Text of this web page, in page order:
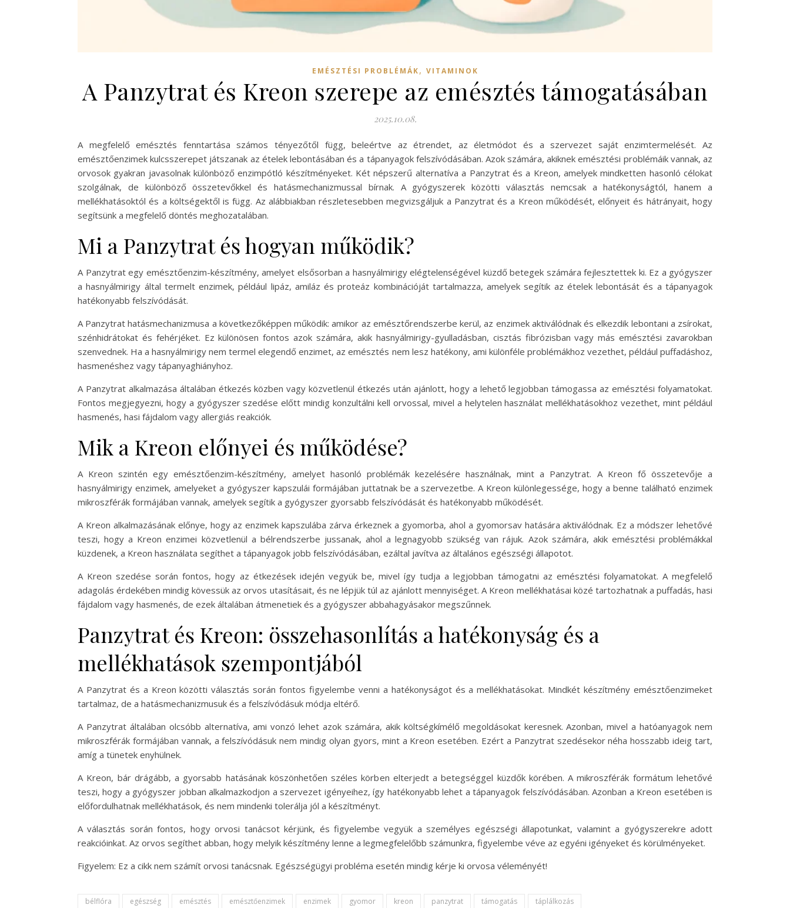
EMÉSZTÉSI PROBLÉMÁK, VITAMINOK
A Panzytrat és Kreon szerepe az emésztés támogatásában
2025.10.08.
A megfelelő emésztés fenntartása számos tényezőtől függ, beleértve az étrendet, az életmódot és a szervezet saját enzimtermelését. Az
emésztőenzimek kulcsszerepet játszanak az ételek lebontásában és a tápanyagok felszívódásában. Azok számára, akiknek emésztési problémáik vannak, az
orvosok gyakran javasolnak különböző enzimpótló készítményeket. Két népszerű alternatíva a Panzytrat és a Kreon, amelyek mindketten hasonló célokat
szolgálnak, de különböző összetevőkkel és hatásmechanizmussal bírnak. A gyógyszerek közötti választás nemcsak a hatékonyságtól, hanem a
mellékhatásoktól és a költségektől is függ. Az alábbiakban részletesebben megvizsgáljuk a Panzytrat és a Kreon működését, előnyeit és hátrányait, hogy
segítsünk a megfelelő döntés meghozatalában.
Mi a Panzytrat és hogyan működik?
A Panzytrat egy emésztőenzim-készítmény, amelyet elsősorban a hasnyálmirigy elégtelenségével küzdő betegek számára fejlesztettek ki. Ez a gyógyszer
a hasnyálmirigy által termelt enzimek, például lipáz, amiláz és proteáz kombinációját tartalmazza, amelyek segítik az ételek lebontását és a tápanyagok
hatékonyabb felszívódását.
A Panzytrat hatásmechanizmusa a következőképpen működik: amikor az emésztőrendszerbe kerül, az enzimek aktiválódnak és elkezdik lebontani a zsírokat,
szénhidrátokat és fehérjéket. Ez különösen fontos azok számára, akik hasnyálmirigy-gyulladásban, cisztás fibrózisban vagy más emésztési zavarokban
szenvednek. Ha a hasnyálmirigy nem termel elegendő enzimet, az emésztés nem lesz hatékony, ami különféle problémákhoz vezethet, például puffadáshoz,
hasmenéshez vagy tápanyaghiányhoz.
A Panzytrat alkalmazása általában étkezés közben vagy közvetlenül étkezés után ajánlott, hogy a lehető legjobban támogassa az emésztési folyamatokat.
Fontos megjegyezni, hogy a gyógyszer szedése előtt mindig konzultálni kell orvossal, mivel a helytelen használat mellékhatásokhoz vezethet, mint például
hasmenés, hasi fájdalom vagy allergiás reakciók.
Mik a Kreon előnyei és működése?
A Kreon szintén egy emésztőenzim-készítmény, amelyet hasonló problémák kezelésére használnak, mint a Panzytrat. A Kreon fő összetevője a
hasnyálmirigy enzimek, amelyeket a gyógyszer kapszulái formájában juttatnak be a szervezetbe. A Kreon különlegessége, hogy a benne található enzimek
mikroszférák formájában vannak, amelyek segítik a gyógyszer gyorsabb felszívódását és hatékonyabb működését.
A Kreon alkalmazásának előnye, hogy az enzimek kapszulába zárva érkeznek a gyomorba, ahol a gyomorsav hatására aktiválódnak. Ez a módszer lehetővé
teszi, hogy a Kreon enzimei közvetlenül a bélrendszerbe jussanak, ahol a legnagyobb szükség van rájuk. Azok számára, akik emésztési problémákkal
küzdenek, a Kreon használata segíthet a tápanyagok jobb felszívódásában, ezáltal javítva az általános egészségi állapotot.
A Kreon szedése során fontos, hogy az étkezések idején vegyük be, mivel így tudja a legjobban támogatni az emésztési folyamatokat. A megfelelő
adagolás érdekében mindig kövessük az orvos utasításait, és ne lépjük túl az ajánlott mennyiséget. A Kreon mellékhatásai közé tartozhatnak a puffadás, hasi
fájdalom vagy hasmenés, de ezek általában átmenetiek és a gyógyszer abbahagyásakor megszűnnek.
Panzytrat és Kreon: összehasonlítás a hatékonyság és a
mellékhatások szempontjából
A Panzytrat és a Kreon közötti választás során fontos figyelembe venni a hatékonyságot és a mellékhatásokat. Mindkét készítmény emésztőenzimeket
tartalmaz, de a hatásmechanizmusuk és a felszívódásuk módja eltérő.
A Panzytrat általában olcsóbb alternatíva, ami vonzó lehet azok számára, akik költségkímélő megoldásokat keresnek. Azonban, mivel a hatóanyagok nem
mikroszférák formájában vannak, a felszívódásuk nem mindig olyan gyors, mint a Kreon esetében. Ezért a Panzytrat szedésekor néha hosszabb ideig tart,
amíg a tünetek enyhülnek.
A Kreon, bár drágább, a gyorsabb hatásának köszönhetően széles körben elterjedt a betegséggel küzdők körében. A mikroszférák formátum lehetővé
teszi, hogy a gyógyszer jobban alkalmazkodjon a szervezet igényeihez, így hatékonyabb lehet a tápanyagok felszívódásában. Azonban a Kreon esetében is
előfordulhatnak mellékhatások, és nem mindenki tolerálja jól a készítményt.
A választás során fontos, hogy orvosi tanácsot kérjünk, és figyelembe vegyük a személyes egészségi állapotunkat, valamint a gyógyszerekre adott
reakcióinkat. Az orvos segíthet abban, hogy melyik készítmény lenne a legmegfelelőbb számunkra, figyelembe véve az egyéni igényeket és körülményeket.
Figyelem: Ez a cikk nem számít orvosi tanácsnak. Egészségügyi probléma esetén mindig kérje ki orvosa véleményét!
bélflóra egészség emésztés emésztőenzimek enzimek gyomor kreon panzytrat támogatás táplálkozás